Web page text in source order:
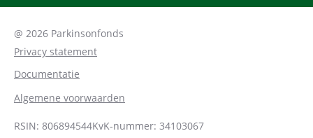
@ 2026 Parkinsonfonds
Privacy statement
Documentatie
Algemene voorwaarden
RSIN: 806894544KvK-nummer: 34103067